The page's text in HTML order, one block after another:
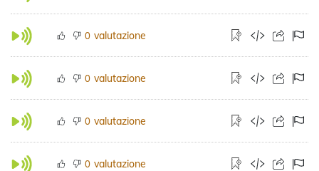
0 valutazione
0 valutazione
0 valutazione
0 valutazione